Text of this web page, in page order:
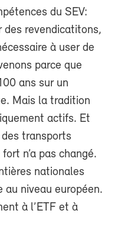
du SEV:
revendicatitons,
à user de
parce que
ans sur un
Mais la tradition
actifs. Et
transports
n’a pas changé.
nationales
au niveau européen.
à l’ETF et à